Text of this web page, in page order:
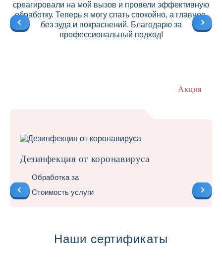
среагировали на мой вызов и провели эффективную
обработку. Теперь я могу спать спокойно, а главное,
без зуда и покраснений. Благодарю за
профессиональный подход!
Акция
Дезинфекция от коронавируса
Обработка за
Стоимость услуги
Наши сертификаты